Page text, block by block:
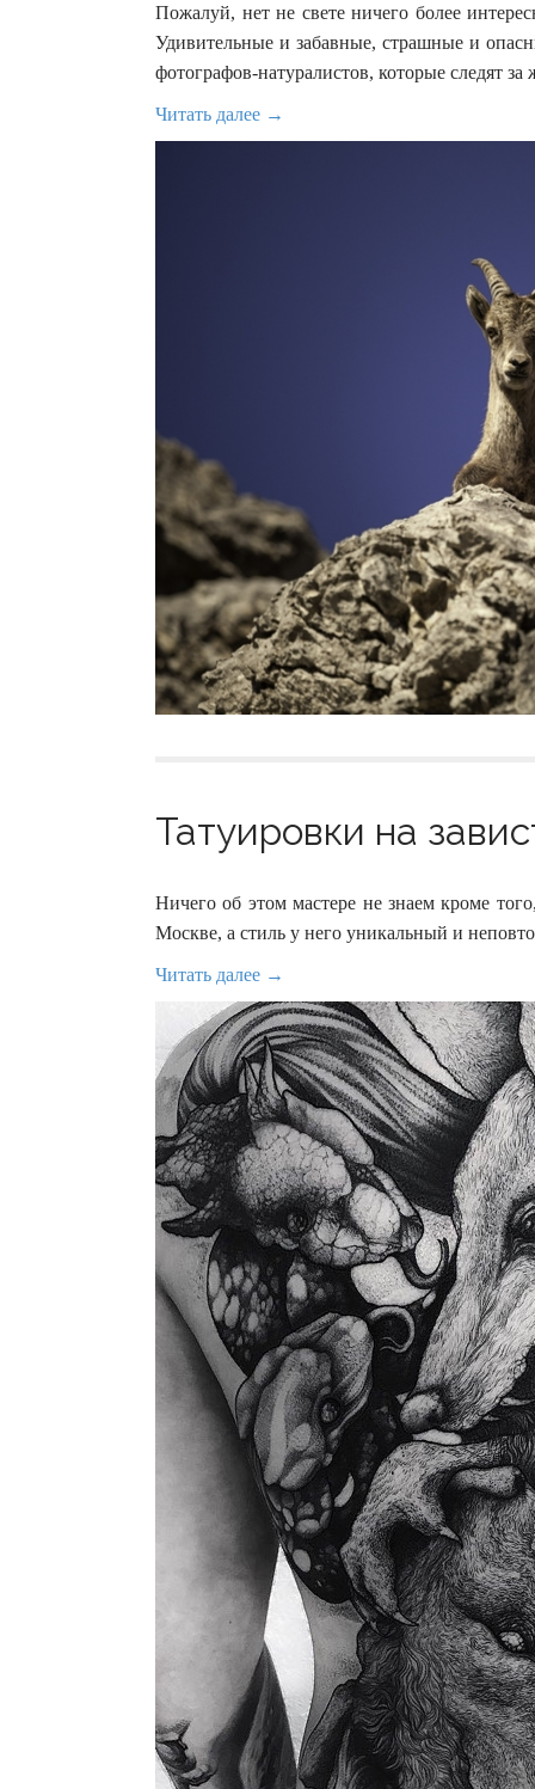
Пожалуй, нет не свете ничего более
Удивительные и забавные, страшные и
фотографов-натуралистов, которые следят
Читать далее →
Татуировки на
Ничего об этом мастере не знаем кроме
Москве, а стиль у него уникальный и
Читать далее →